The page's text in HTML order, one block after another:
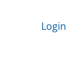
Login